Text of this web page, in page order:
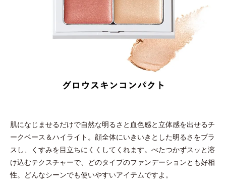
肌になじませるだけで自然な明るさと血色感と立体感を出せるチ
ークベース＆ハイライト。顔全体にいきいきとした明るさをプラ
スし、くすみを目立ちにくくしてくれます。べたつかずスッと溶
け込むテクスチャーで、どのタイプのファンデーションとも好相
性。どんなシーンでも使いやすいアイテムですよ。